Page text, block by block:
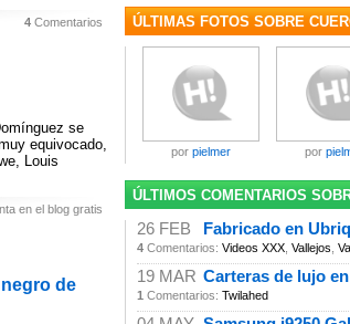
4 Comentarios
se
equivocado,
Louis
en el blog gratis
de
ÚLTIMAS FOTOS SOBRE
por pielmer por
ÚLTIMOS COMENTARIOS
26 FEB Fabricado en
4 Comentarios: Videos XXX Vallejos
19 MAR Carteras de lujo
1 Comentarios: Twilahed